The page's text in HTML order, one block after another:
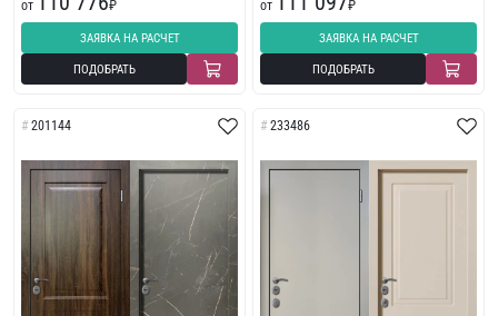
от
₽
ЗАЯВКА НА РАСЧЕТ
ПОДОБРАТЬ
от
₽
ЗАЯВКА НА РАСЧЕТ
ПОДОБРАТЬ
201144 233486